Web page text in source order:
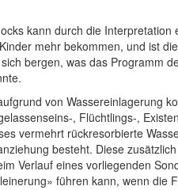
kann durch die
mehr bekommen, und ist
bergen, was das
von Wassereinlagerung
, Flüchtlings-,
vermehrt rückresorbierte
besteht. Diese
Verlauf eines vorliegenden
führen kann, wenn die